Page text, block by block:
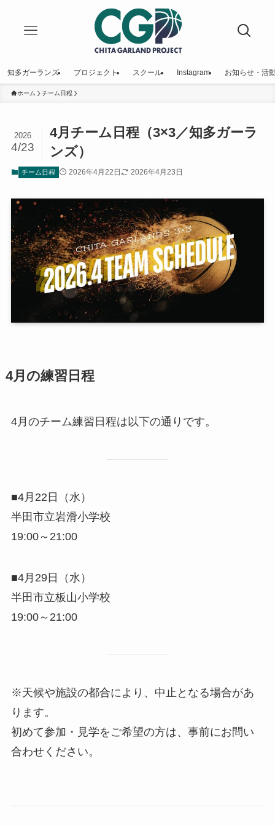
知多ガーランズ プロジェクト スクール Instagram お知らせ・活
ホーム チーム日程
4月チーム日程（3×3／知多ガーラ
ンズ）
2026
4/23
チーム日程 2026年4月22日 2026年4月23日
4月の練習日程
4月のチーム練習日程は以下の通りです。
■4月22日（水）
半田市立岩滑小学校
19:00～21:00
■4月29日（水）
半田市立板山小学校
19:00～21:00
※天候や施設の都合により、中止となる場合があ
ります。
初めて参加・見学をご希望の方は、事前にお問い
合わせください。